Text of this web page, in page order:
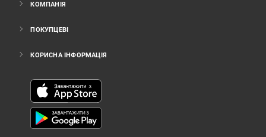
КОМПАНІЯ
ПОКУПЦЕВІ
КОРИСНА ІНФОРМАЦІЯ